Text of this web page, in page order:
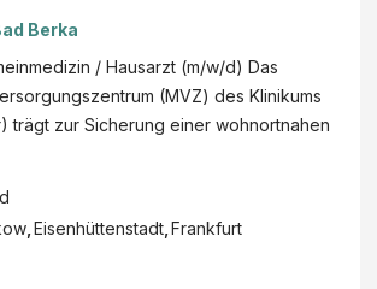
Berka
/ Hausarzt (m/w/d) Das
(MVZ) des Klinikums
trägt zur Sicherung einer wohnortnahen
Eisenhüttenstadt Frankfurt